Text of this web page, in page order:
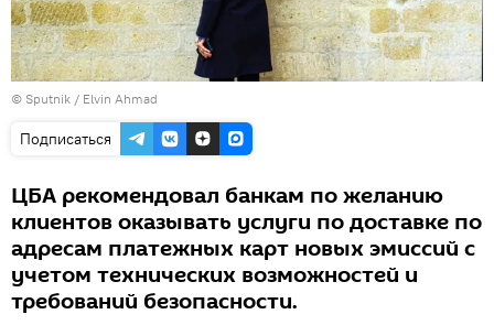
© Sputnik / Elvin Ahmad
Подписаться
ЦБА рекомендовал банкам по желанию
клиентов оказывать услуги по доставке по
адресам платежных карт новых эмиссий с
учетом технических возможностей и
требований безопасности.